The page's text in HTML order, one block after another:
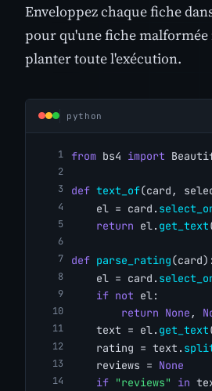
Enveloppez chaque fiche
pour qu'une fiche malformée
planter toute l'exécution.
python
from bs4 import
def text_of(card,
    el = card.
return el. get_text
def parse_rating
    el = card.
if not el:
return None ,
    text = el.
get_text
    rating = text.
    reviews =
None
if "reviews" in